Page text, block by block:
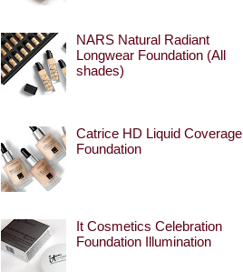
NARS Natural Radiant
Longwear Foundation (All
shades)
Catrice HD Liquid Coverage
Foundation
It Cosmetics Celebration
Foundation Illumination